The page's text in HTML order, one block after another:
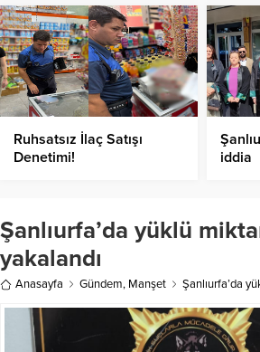
Ruhsatsız İlaç Satışı
Denetimi!
iddia
Şanlıurfa’da yüklü
yakalandı
Anasayfa Gündem, Manşet Şanlıurfa’da